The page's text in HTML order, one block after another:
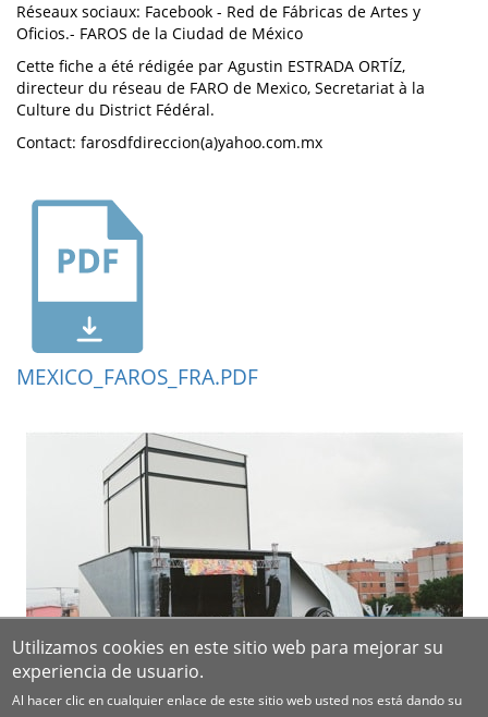
Réseaux sociaux: Facebook - Red de Fábricas de Artes y
Oficios.- FAROS de la Ciudad de México
Cette fiche a été rédigée par Agustin ESTRADA ORTÍZ,
directeur du réseau de FARO de Mexico, Secretariat à la
Culture du District Fédéral.
Contact: farosdfdireccion(a)yahoo.com.mx
MEXICO_FAROS_FRA.PDF
Utilizamos cookies en este sitio web para mejorar su
experiencia de usuario.
Al hacer clic en cualquier enlace de este sitio web usted nos está dando su